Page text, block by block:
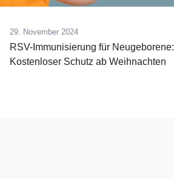
29. November 2024
RSV-Immunisierung für Neugeborene:
Kostenloser Schutz ab Weihnachten